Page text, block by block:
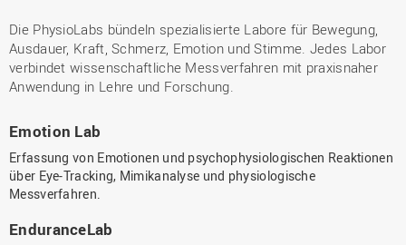
Die PhysioLabs bündeln spezialisierte Labore für Bewegung,
Ausdauer, Kraft, Schmerz, Emotion und Stimme. Jedes Labor
verbindet wissenschaftliche Messverfahren mit praxisnaher
Anwendung in Lehre und Forschung.
Emotion Lab
Erfassung von Emotionen und psychophysiologischen Reaktionen
über Eye-Tracking, Mimikanalyse und physiologische
Messverfahren.
EnduranceLab